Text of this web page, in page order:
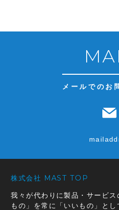
メールでのお
株式会社 MAST TOP
我々が代わりに製品・サービ
もの」を常に「いいもの」と